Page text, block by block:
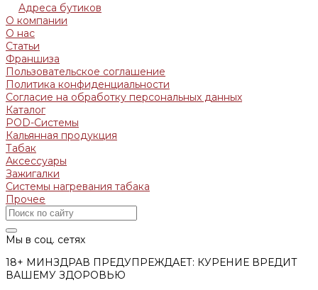
Адреса бутиков
О компании
О нас
Статьи
Франшиза
Пользовательское соглашение
Политика конфиденциальности
Согласие на обработку персональных данных
Каталог
POD-Системы
Кальянная продукция
Табак
Аксессуары
Зажигалки
Системы нагревания табака
Прочее
Мы в соц. сетях
18+ МИНЗДРАВ ПРЕДУПРЕЖДАЕТ: КУРЕНИЕ ВРЕДИТ
ВАШЕМУ ЗДОРОВЬЮ